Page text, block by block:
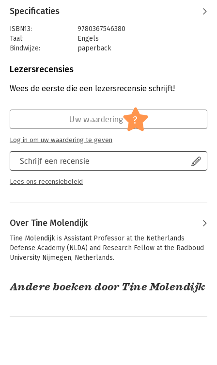
injury while, at the same time, critically evaluating the
compassionate picture of the moral impact of soldiers’
deployment experience and the role of political practices and
public perceptions in moral injury. It does so by drawing on
deployed to Bosnia (Srebrenica) and Afghanistan, and analyzing
theology and social sciences. Ultimately, this book advances
of moral injury and contributes to practical efforts aimed at its
This book will be of much interest to students of ethics and
war, cultural anthropology, conflict studies and international
Specificaties
ISBN13:
9780367546380
Taal:
Engels
Bindwijze:
paperback
Uitgever:
Verschijningsdatum:
31-5-2023
War, Conflict and Ethics
Lezersrecensies
Wees de eerste die een lezersrecensie schrijft!
Schrijf een recensie
Lees ons recensiebeleid
Uw waardering ?
Log in om uw waardering te geven
Over Tine Molendijk
Tine Molendijk is Assistant Professor at the Netherlands
Defense Academy (NLDA) and Research Fellow at the Radboud
University Nijmegen, Netherlands.
Andere boeken door Tine Molendijk